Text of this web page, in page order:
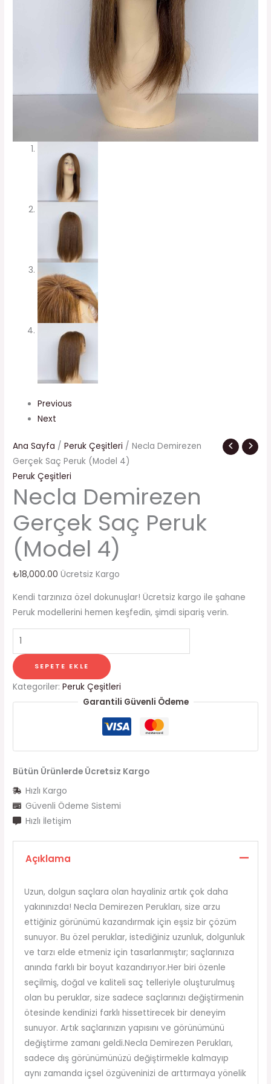
Previous
Next
Ana Sayfa /Peruk Çeşitleri / Necla Demirezen
Gerçek Saç Peruk (Model 4)
Peruk Çeşitleri
Necla Demirezen
Gerçek Saç Peruk
(Model 4)
₺18,000.00 Ücretsiz Kargo
Kendi tarzınıza özel dokunuşlar! Ücretsiz kargo ile şahane
Peruk modellerini hemen keşfedin, şimdi sipariş verin.
SEPETE EKLE
Kategoriler:Peruk Çeşitleri
Garantili Güvenli Ödeme
Bütün Ürünlerde Ücretsiz Kargo
Hızlı Kargo
Güvenli Ödeme Sistemi
Hızlı İletişim
Açıklama
Uzun, dolgun saçlara olan hayaliniz artık çok daha
yakınınızda! Necla Demirezen Perukları, size arzu
ettiğiniz görünümü kazandırmak için eşsiz bir çözüm
sunuyor. Bu özel peruklar, istediğiniz uzunluk, dolgunluk
ve tarzı elde etmeniz için tasarlanmıştır; saçlarınıza
anında farklı bir boyut kazandırıyor.Her biri özenle
seçilmiş, doğal ve kaliteli saç telleriyle oluşturulmuş
olan bu peruklar, size sadece saçlarınızı değiştirmenin
ötesinde kendinizi farklı hissettirecek bir deneyim
sunuyor. Artık saçlarınızın yapısını ve görünümünü
değiştirme zamanı geldi.Necla Demirezen Perukları,
sadece dış görünümünüzü değiştirmekle kalmayıp
aynı zamanda içsel özgüveninizi de arttırmaya yönelik